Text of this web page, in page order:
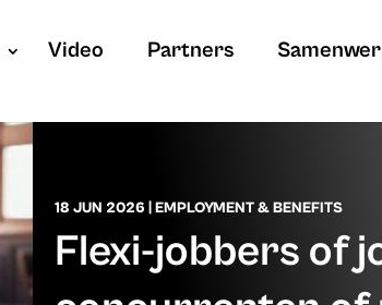
Video Partners
18 JUN 2026 EMPLOYMENT & BENEFITS
Flexi-jobbers of